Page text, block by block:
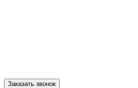
Заказать звонок